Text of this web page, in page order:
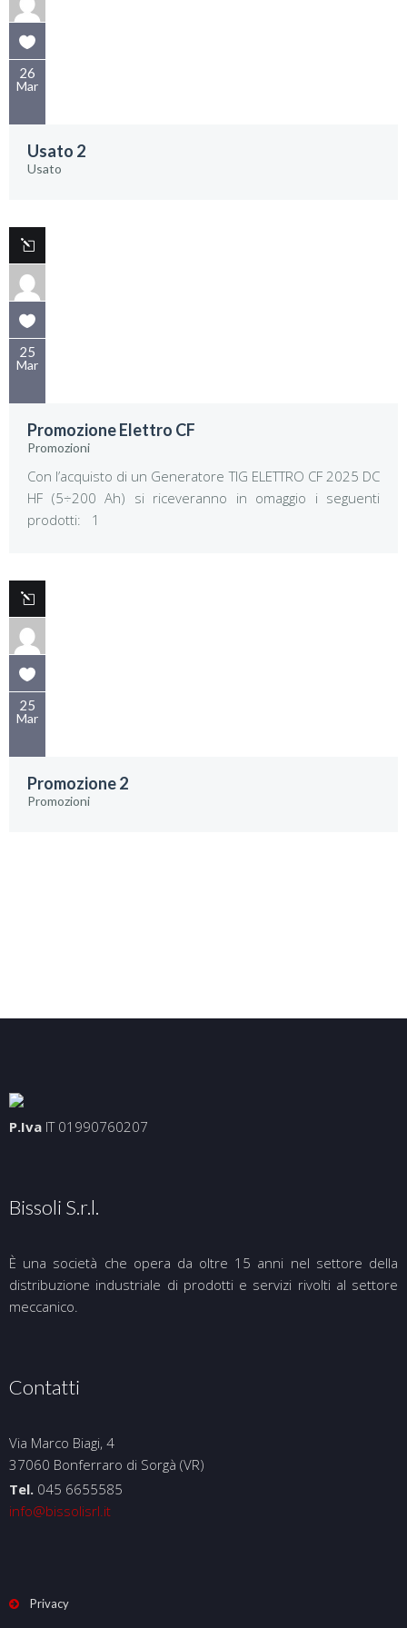
26
Mar
Usato 2
Usato
25
Mar
Promozione Elettro CF
Promozioni
Con l’acquisto di un Generatore TIG ELETTRO CF 2025 DC
HF (5÷200 Ah) si riceveranno in omaggio i seguenti
prodotti: 1
25
Mar
Promozione 2
Promozioni
P.Iva IT 01990760207
Bissoli S.r.l.
È una società che opera da oltre 15 anni nel settore della
distribuzione industriale di prodotti e servizi rivolti al settore
meccanico.
Contatti
Via Marco Biagi, 4
37060 Bonferraro di Sorgà (VR)
Tel. 045 6655585
info@bissolisrl.it
Privacy